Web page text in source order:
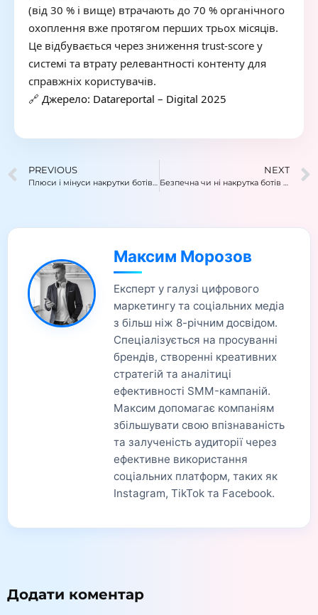
(від 30 % і вище) втрачають до 70 % органічного
охоплення вже протягом перших трьох місяців.
Це відбувається через зниження trust-score у
системі та втрату релевантності контенту для
справжніх користувачів.
🔗 Джерело: Datareportal – Digital 2025
PREVIOUS
Плюси і мінуси накрутки ботів в Instagram: чи варто це робити?
NEXT
Безпечна чи ні накрутка ботів в Instagram: як уникнути блокування акаунта?
Максим Морозов
Експерт у галузі цифрового
маркетингу та соціальних медіа
з більш ніж 8-річним досвідом.
Спеціалізується на просуванні
брендів, створенні креативних
стратегій та аналітиці
ефективності SMM-кампаній.
Максим допомагає компаніям
збільшувати свою впізнаваність
та залученість аудиторії через
ефективне використання
соціальних платформ, таких як
Instagram, TikTok та Facebook.
Додати коментар